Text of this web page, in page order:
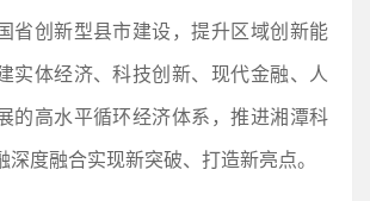
省创新型县市建设，提升区域创新能
实体经济、科技创新、现代金融、人
的高水平循环经济体系，推进湘潭科
深度融合实现新突破、打造新亮点。